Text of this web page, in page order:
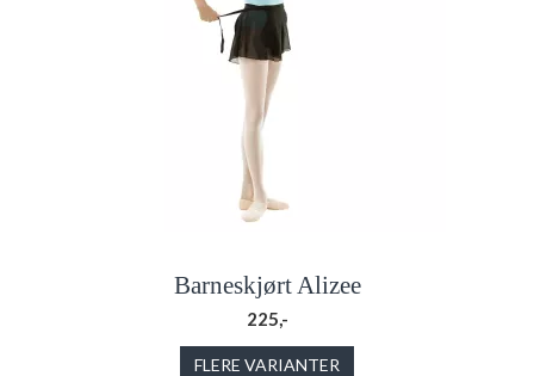
Barneskjørt Alizee
225,-
FLERE VARIANTER